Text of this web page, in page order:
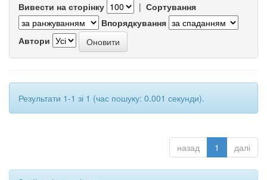
Вивести на сторінку | Сортування
Впорядкування
Автори
Результати 1-1 зі 1 (час пошуку: 0.001 секунди).
назад 1 далі